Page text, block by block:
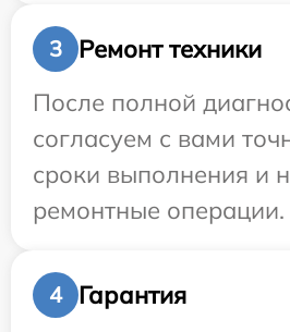
3
Ремонт техники
После полной
согласуем с вами
сроки выполнения и
ремонтные операции.
4
Гарантия